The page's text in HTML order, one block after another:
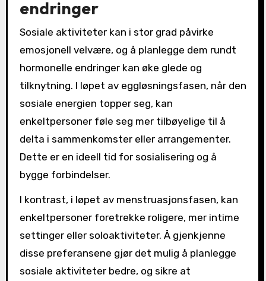
endringer
Sosiale aktiviteter kan i stor grad påvirke
emosjonell velvære, og å planlegge dem rundt
hormonelle endringer kan øke glede og
tilknytning. I løpet av eggløsningsfasen, når den
sosiale energien topper seg, kan
enkeltpersoner føle seg mer tilbøyelige til å
delta i sammenkomster eller arrangementer.
Dette er en ideell tid for sosialisering og å
bygge forbindelser.
I kontrast, i løpet av menstruasjonsfasen, kan
enkeltpersoner foretrekke roligere, mer intime
settinger eller soloaktiviteter. Å gjenkjenne
disse preferansene gjør det mulig å planlegge
sosiale aktiviteter bedre, og sikre at